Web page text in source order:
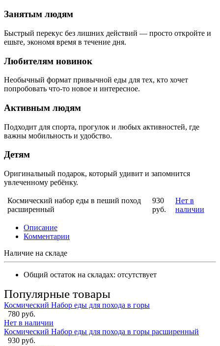
Занятым людям
Быстрый перекус без лишних действий — просто откройте и
ешьте, экономя время в течение дня.
Любителям новинок
Необычный формат привычной еды для тех, кто хочет
попробовать что-то новое и интересное.
Активным людям
Подходит для спорта, прогулок и любых активностей, где
важны мобильность и удобство.
Детям
Оригинальный подарок, который удивит и запомнится
увлеченному ребёнку.
Космический набор еды в пеший поход
расширенный
930
руб.
Нет в
наличии
Описание
Комментарии
Наличие на складе
Общий остаток на складах: отсутствует
Популярные товары
Космический Набор еды для похода в горы
780 руб.
Нет в наличии
Космический Набор еды для похода в горы расширенный
930 руб.